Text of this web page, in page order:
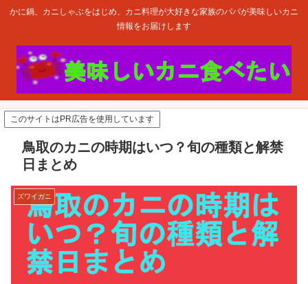
かに鍋、カニしゃぶをはじめ、カニ料理が大好きな家族のパパが美味しいカニ
情報をお届けします
このサイトはPR広告を使用しています
鳥取のカニの時期はいつ？旬の種類と解禁
日まとめ
ズワイガニ